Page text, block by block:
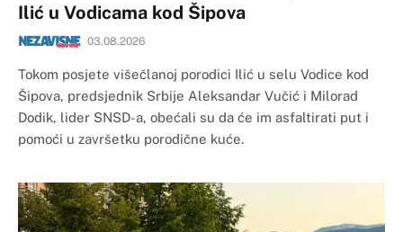
Ilić u Vodicama kod Šipova
03.08.2026
Tokom posjete višečlanoj porodici Ilić u selu Vodice kod
Šipova, predsjednik Srbije Aleksandar Vučić i Milorad
Dodik, lider SNSD-a, obećali su da će im asfaltirati put i
pomoći u završetku porodične kuće.